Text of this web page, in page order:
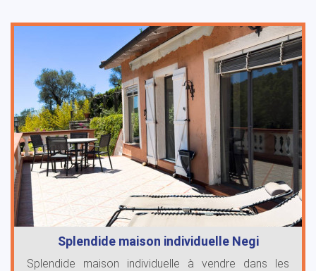
Splendide maison individuelle Negi
Splendide maison individuelle à vendre dans les